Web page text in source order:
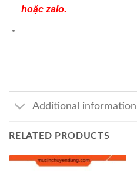
hoặc zalo.
Additional information
RELATED PRODUCTS